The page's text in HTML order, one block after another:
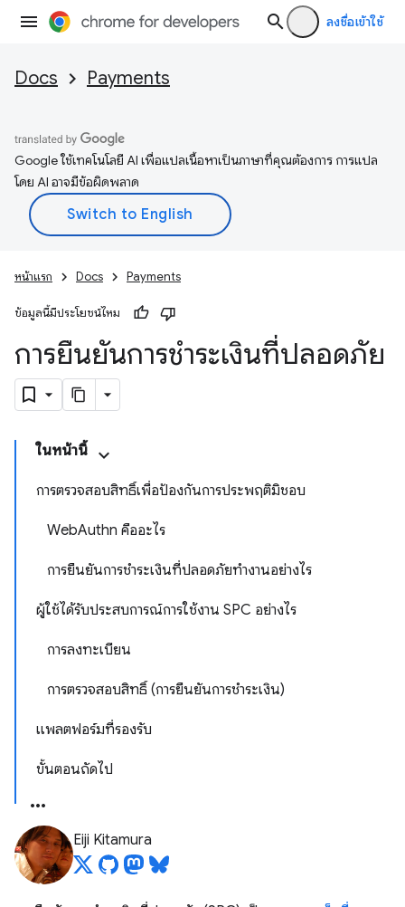
ลงชื่อเข้าใช้
Docs Payments
Google ใช้เทคโนโลยี AI เพื่อแปลเนื้อหาเป็นภาษาที่คุณต้องการ การแปล
โดย AI อาจมีข้อผิดพลาด
หน้าแรก Docs Payments
ข้อมูลนี้มีประโยชน์ไหม
การยืนยันการชำระเงินที่ปลอดภัย
ในหน้านี้
การตรวจสอบสิทธิ์เพื่อป้องกันการประพฤติมิชอบ
WebAuthn คืออะไร
การยืนยันการชำระเงินที่ปลอดภัยทำงานอย่างไร
ผู้ใช้ได้รับประสบการณ์การใช้งาน SPC อย่างไร
การลงทะเบียน
การตรวจสอบสิทธิ์ (การยืนยันการชําระเงิน)
แพลตฟอร์มที่รองรับ
ขั้นตอนถัดไป
Eiji Kitamura